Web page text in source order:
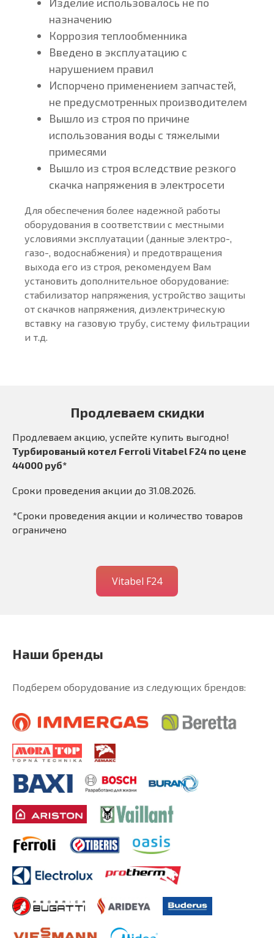
назначению
Коррозия теплообменника
Введено в эксплуатацию с
нарушением правил
Испорчено применением запчастей,
не предусмотренных производителем
Вышло из строя по причине
использования воды с тяжелыми
примесями
Вышло из строя вследствие резкого
скачка напряжения в электросети
Для обеспечения более надежной работы
оборудования в соответствии с местными
условиями эксплуатации (данные электро-,
газо-, водоснабжения) и предотвращения
выхода его из строя, рекомендуем Вам
установить дополнительное оборудование:
стабилизатор напряжения, устройство защиты
от скачков напряжения, диэлектрическую
вставку на газовую трубу, систему фильтрации
и т.д.
Продлеваем скидки
Продлеваем акцию, успейте купить выгодно!
Турбированый котел Ferroli Vitabel F24 по цене
44000 руб*
Сроки проведения акции до 31.08.2026.
*Сроки проведения акции и количество товаров
ограничено
Vitabel F24
Наши бренды
Подберем оборудование из следующих брендов: